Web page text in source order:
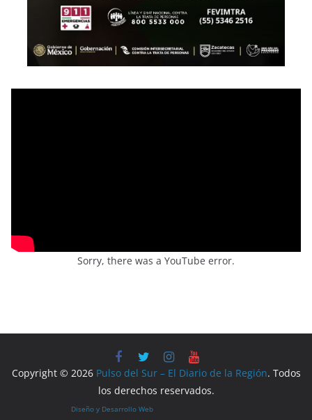
Sorry, there was a YouTube error.
Copyright © 2026 Pulso del Sur – El Diario de la Región. Todos
los derechos reservados.
Diseño y Desarrollo Web